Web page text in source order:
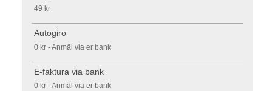
49 kr
Autogiro
0 kr - Anmäl via er bank
E-faktura via bank
0 kr - Anmäl via er bank